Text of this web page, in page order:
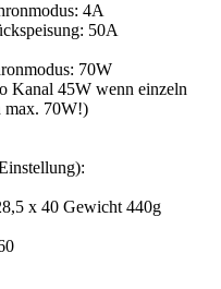
4A
50A
70W
Kanal 45W wenn einzeln
max. 70W!)
x 40 Gewicht 440g